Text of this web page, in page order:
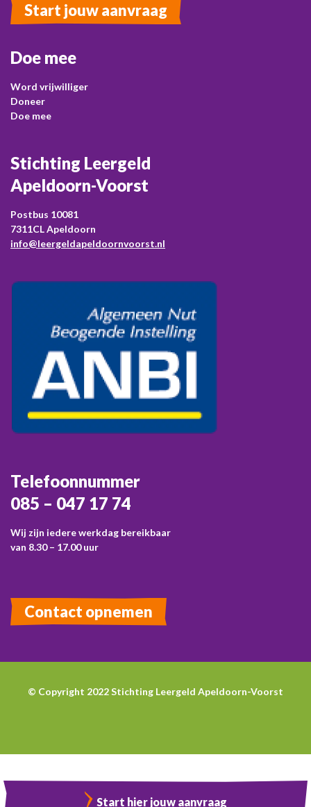
Start hier jouw aanvraag
Start jouw aanvraag
Doe mee
Word vrijwilliger
Doneer
Doe mee
Stichting Leergeld
Apeldoorn-Voorst
Postbus 10081
7311CL Apeldoorn
info@leergeldapeldoornvoorst.nl
Telefoonnummer
085 – 047 17 74
Wij zijn iedere werkdag bereikbaar
van 8.30 – 17.00 uur
Contact opnemen
© Copyright 2022 Stichting Leergeld Apeldoorn-Voorst